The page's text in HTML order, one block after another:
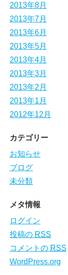
2013年8月
2013年7月
2013年6月
2013年5月
2013年4月
2013年3月
2013年2月
2013年1月
2012年12月
カテゴリー
お知らせ
ブログ
未分類
メタ情報
ログイン
投稿の RSS
コメントの RSS
WordPress.org